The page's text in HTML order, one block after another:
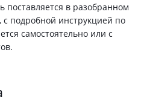
поставляется в разобранном
с подробной инструкцией по
самостоятельно или с